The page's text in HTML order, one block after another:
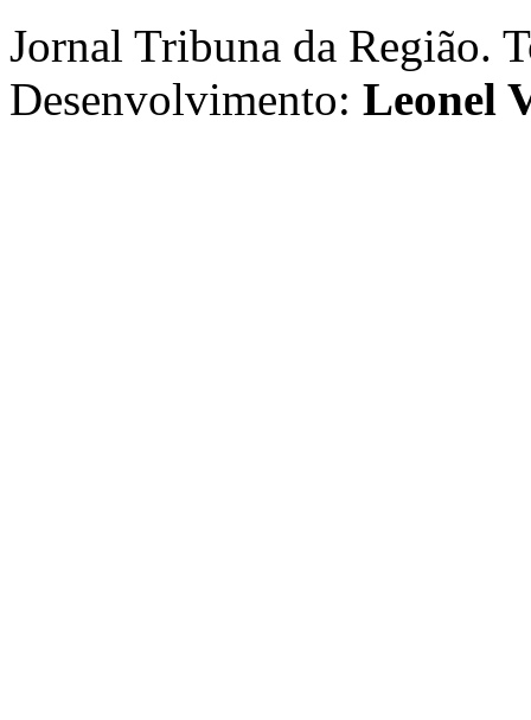
Jornal Tribuna da Região.
Desenvolvimento: Leonel